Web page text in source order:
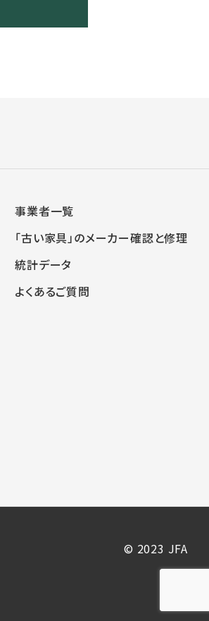
事業者一覧
「古い家具」のメーカー確認と修理
統計データ
よくあるご質問
© 2023 JFA